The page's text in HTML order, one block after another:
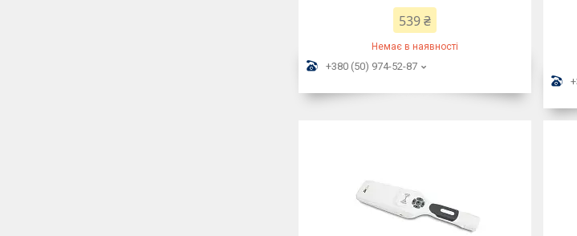
539 ₴
Немає в наявності
+380 (50) 974-52-87